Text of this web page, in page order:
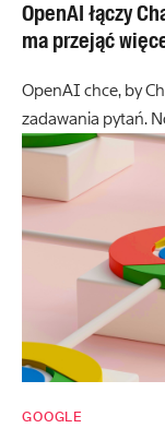
OpenAI łączy
ma przejąć
OpenAI chce, by
zadawania pytań.
GOOGLE